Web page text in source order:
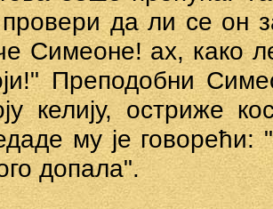
да ли се он
Симеоне! ах, како
Преподобни
келију, остриже
му је говорећи:
допала".